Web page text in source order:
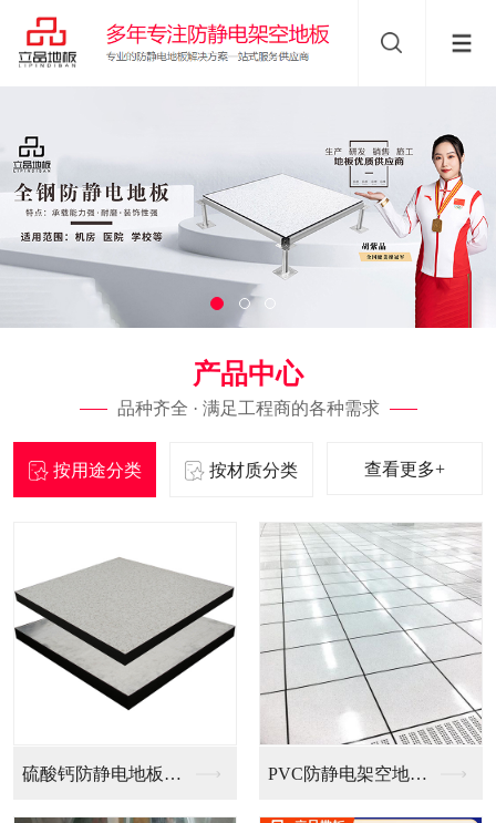
产品中心
品种齐全 · 满足工程商的各种需求
按用途分类 按材质分类 查看更多+
PVC防静电架空地板... 全钢无边防静电地板